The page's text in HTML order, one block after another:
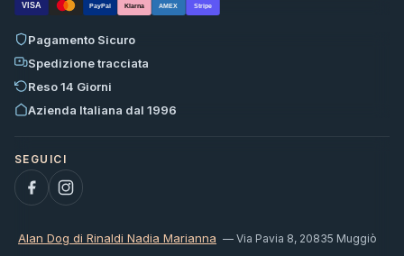
VISA PayPal Klarna AMEX Stripe
Pagamento Sicuro
Spedizione tracciata
Reso 14 Giorni
Azienda Italiana dal 1996
Alan Dog di Rinaldi Nadia Marianna — Via Pavia 8, 20835 Muggiò